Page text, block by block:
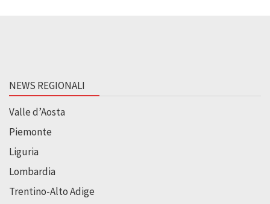
NEWS REGIONALI
Valle d’Aosta
Piemonte
Liguria
Lombardia
Trentino-Alto Adige